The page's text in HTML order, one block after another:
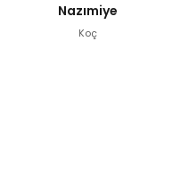
Nazımiye
Koç